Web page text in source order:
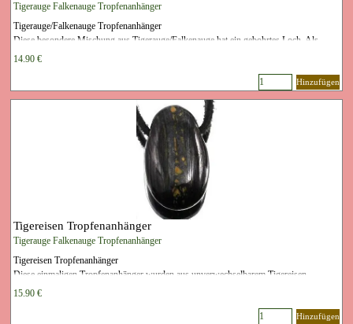
Tigerauge Falkenauge Tropfenanhänger
Tigerauge/Falkenauge Tropfenanhänger
Diese besondere Mischung aus Tigerauge/Falkenauge hat ein gebohrtes Loch. Als
Anhänger am Lederband oder an einer Kette geeignet. Herkunft Rohstein Südafrika.
14.90 €
Hinzufügen
Tigereisen Tropfenanhänger
Tigerauge Falkenauge Tropfenanhänger
Tigereisen Tropfenanhänger
Diese einmaligen Tropfenanhänger wurden aus unverwechselbarem Tigereisen
geschliffen. Jeder einzelne Anhänger ist ein Unikat in Form, Farbe und Struktur! Die
tragen. Die Größe der einzelnen Tropfen liegt bei ca. 2 - 3 cm (+/-). Der Rohstein
15.90 €
Hinzufügen